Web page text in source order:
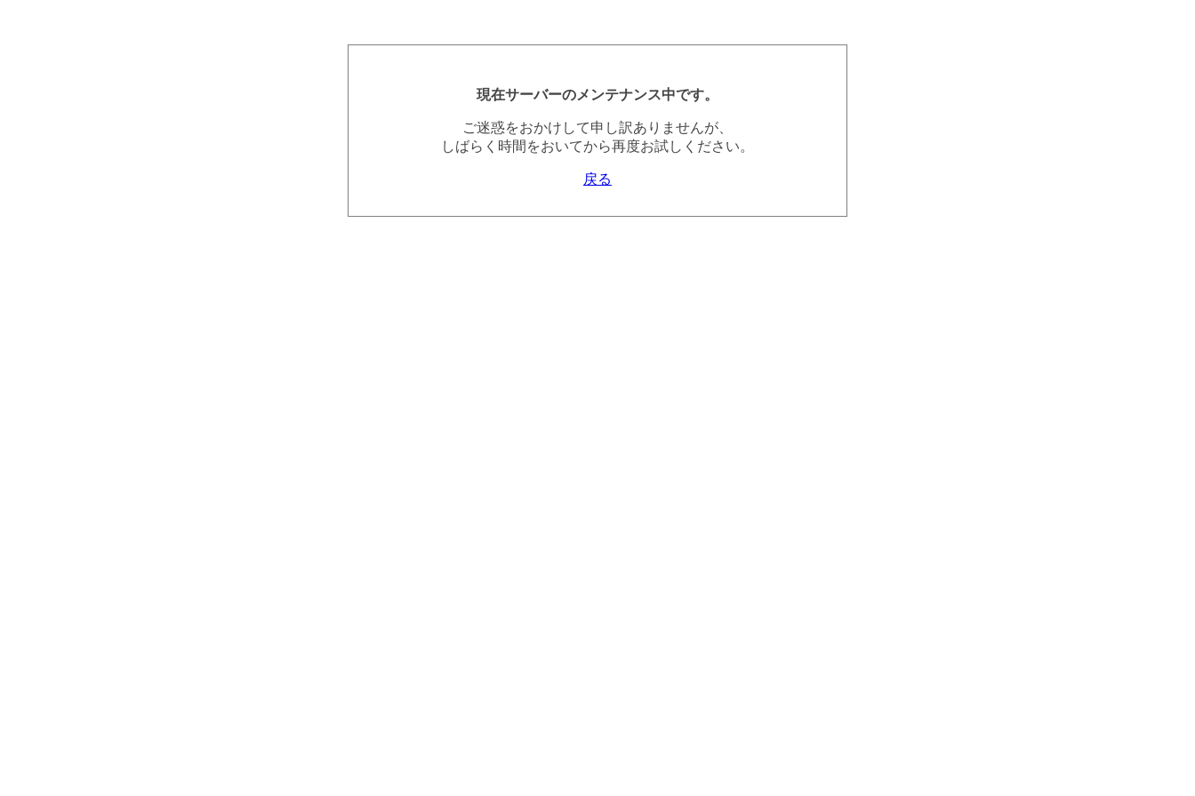
現在サーバーのメンテナンス中です。
ご迷惑をおかけして申し訳ありませんが、
しばらく時間をおいてから再度お試しください。
戻る